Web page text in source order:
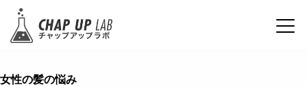
女性の髪の悩み